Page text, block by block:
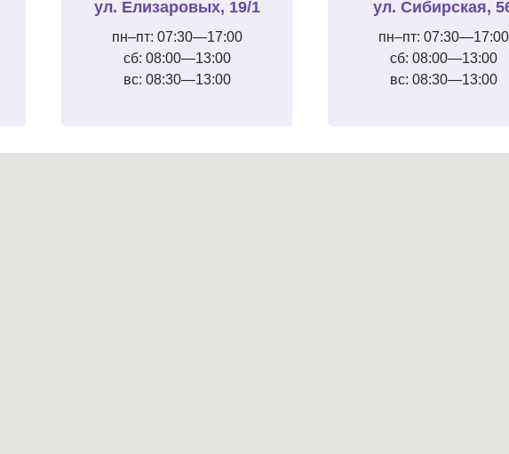
ул. Елизаровых, 19/1
пн–пт: 07:30—17:00
сб: 08:00—13:00
вс: 08:30—13:00
ул. Сибирская,
пн–пт: 07:30—17:00
сб: 08:00—13:00
вс: 08:30—13:00